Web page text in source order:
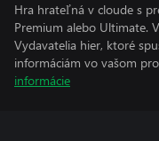
Hra hrateľná v cloude s
Premium alebo Ultimate.
Vydavatelia hier, ktoré
informáciám vo vašom
informácie